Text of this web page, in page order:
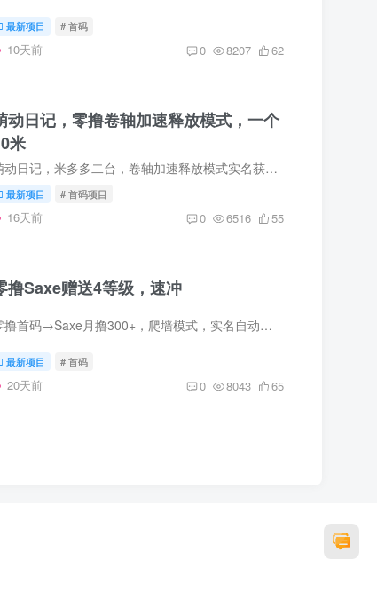
最新项目 # 首码
10天前 0 8207 62
动日记，零撸卷轴加速释放模式，一个
米
萌动日记，米多多二台，卷轴加速释放模式实名获得一只萌萌鸡，每日看广告产出萌贝够10个，复购一只萌萌鸡，剩下的可以变现一个萌贝10元起出，上线一周后开放交易持有萌萌鸡越多，释放的也就越多...
最新项目 # 首码项目
16天前 0 6516 55
撸Saxe赠送4等级，速冲
零撸首码→Saxe月撸300+，爬墙模式，实名自动送4等级实名后，先去升级，再启动，第二天8点后开始领取。邮箱收不到的看垃圾箱里面安卓下载：https://saxegame.lanzoul.com/iYWzy3wsxsidH5网页版...
最新项目 # 首码
20天前 0 8043 65